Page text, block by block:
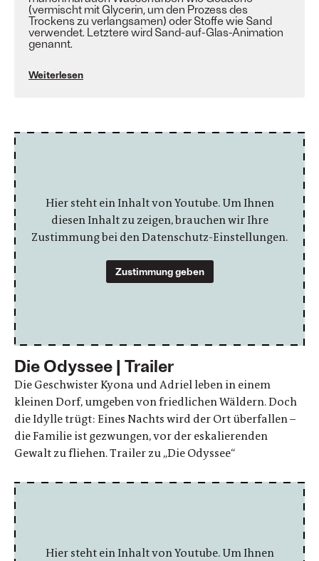
(vermischt mitGlycerin , um den Prozess des
Trockens zu verlangsamen) oder Stoffe wie Sand
verwendet. Letztere wird Sand-auf-Glas-Animation
genannt.
Weiterlesen
Hier steht ein Inhalt von Youtube. Um Ihnen
diesen Inhalt zu zeigen, brauchen wir Ihre
Zustimmung bei den Datenschutz-Einstellungen.
Zustimmung geben
Die Odyssee | Trailer
Die Geschwister Kyona und Adriel leben in einem
kleinen Dorf, umgeben von friedlichen Wäldern. Doch
die Idylle trügt: Eines Nachts wird der Ort überfallen –
die Familie ist gezwungen, vor der eskalierenden
Gewalt zu fliehen. Trailer zu „Die Odyssee“
Hier steht ein Inhalt von Youtube. Um Ihnen